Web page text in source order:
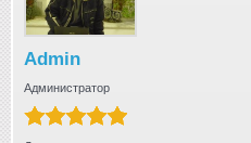
Admin
Администратор